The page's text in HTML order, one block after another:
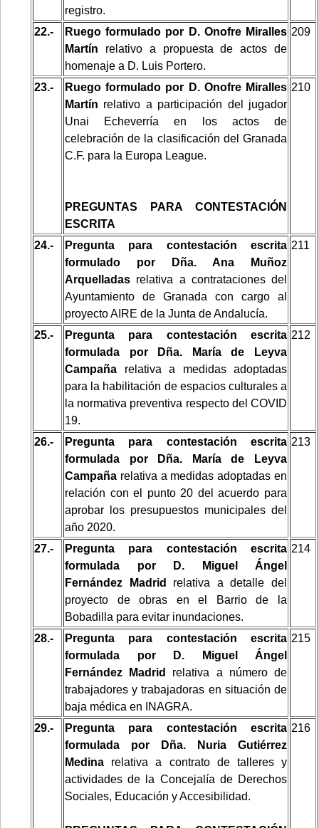
registro.
22.-
Ruego formulado por D. Onofre Miralles
Martín relativo a propuesta de actos de
homenaje a D. Luis Portero.
209
23.-
Ruego formulado por D. Onofre Miralles
Martín relativo a participación del jugador
Unai Echeverría en los actos de
celebración de la clasificación del Granada
C.F. para la Europa League.
PREGUNTAS PARA CONTESTACIÓN
ESCRITA
210
24.-
Pregunta para contestación escrita
formulado por Dña. Ana Muñoz
Arquelladas relativa a contrataciones del
Ayuntamiento de Granada con cargo al
proyecto AIRE de la Junta de Andalucía.
211
25.-
Pregunta para contestación escrita
formulada por Dña. María de Leyva
Campaña relativa a medidas adoptadas
para la habilitación de espacios culturales a
la normativa preventiva respecto del COVID
19.
212
26.-
Pregunta para contestación escrita
formulada por Dña. María de Leyva
Campaña relativa a medidas adoptadas en
relación con el punto 20 del acuerdo para
aprobar los presupuestos municipales del
año 2020.
213
27.-
Pregunta para contestación escrita
formulada por D. Miguel Ángel
Fernández Madrid relativa a detalle del
proyecto de obras en el Barrio de la
Bobadilla para evitar inundaciones.
214
28.-
Pregunta para contestación escrita
formulada por D. Miguel Ángel
Fernández Madrid relativa a número de
trabajadores y trabajadoras en situación de
baja médica en INAGRA.
215
29.-
Pregunta para contestación escrita
formulada por Dña. Nuria Gutiérrez
Medina relativa a contrato de talleres y
actividades de la Concejalía de Derechos
Sociales, Educación y Accesibilidad.
216